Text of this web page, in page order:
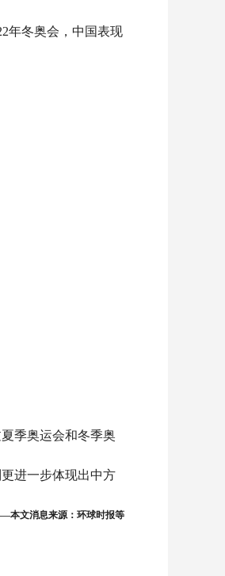
年冬奥会，中国表现
季奥运会和冬季奥
进一步体现出中方
本文消息来源：环球时报等